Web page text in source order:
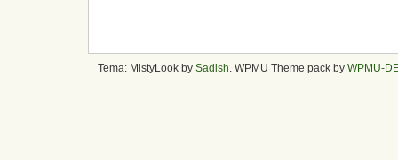
Tema: MistyLook by Sadish . WPMU Theme pack by WPMU-